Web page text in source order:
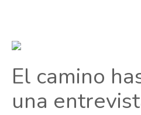
El camino
una